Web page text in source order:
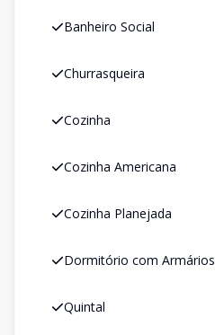
Banheiro Social
Churrasqueira
Cozinha
Cozinha Americana
Cozinha Planejada
Dormitório com Armários
Quintal